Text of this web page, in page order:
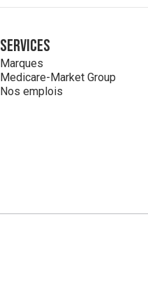
Services
Marques
Medicare-Market Group
Nos emplois